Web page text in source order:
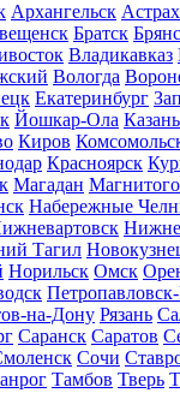
Архангельск
Братск
Владикавказ
Вологда
Екатеринбург
Йошкар-Ола Казань
Киров
Красноярск
Магадан
Набережные
Тагил
Норильск Омск
на-Дону Рязань
Саранск Саратов
Сочи
Тамбов Тверь